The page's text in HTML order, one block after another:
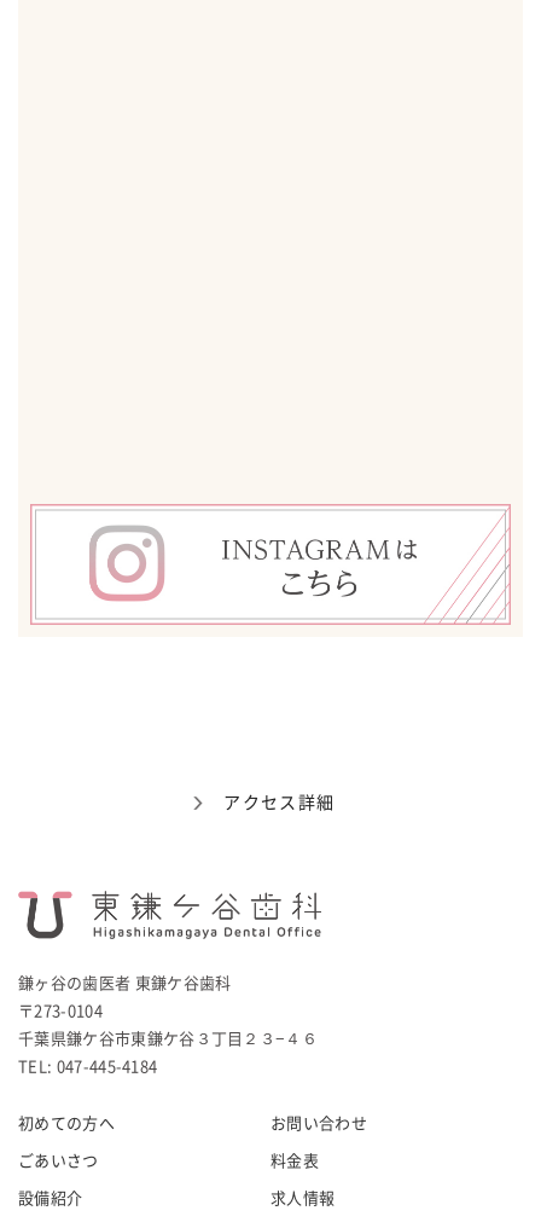
アクセス詳細
鎌ヶ谷の歯医者 東鎌ケ谷歯科
〒273-0104
千葉県鎌ケ谷市東鎌ケ谷３丁目２３−４６
TEL: 047-445-4184
初めての方へ
ごあいさつ
設備紹介
お問い合わせ
料金表
求人情報